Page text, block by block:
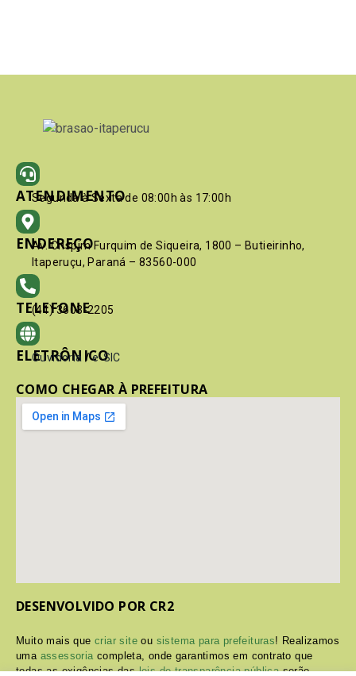
ATENDIMENTO
Segunda à Sexta de 08:00h às 17:00h
ENDEREÇO
Av. Crispim Furquim de Siqueira, 1800 – Butieirinho,
Itaperuçu, Paraná – 83560-000
TELEFONE
(41) 3603-2205
ELETRÔNICO
Ouvidoria / e-SIC
COMO CHEGAR À PREFEITURA
DESENVOLVIDO POR CR2
Muito mais quecriar site ou sistema para prefeituras! Realizamos
uma assessoria completa, onde garantimos em contrato que
todas as exigências dasleis de transparência públicaserão